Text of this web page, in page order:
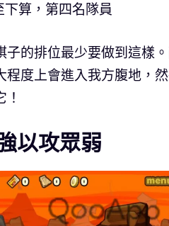
算，第四名隊員
子的排位最少要做到這樣
程度上會進入我方腹地，
以攻眾弱